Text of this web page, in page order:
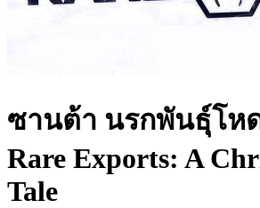
ซานต้า นรกพันธุ์โหด
Rare Exports: A
Tale